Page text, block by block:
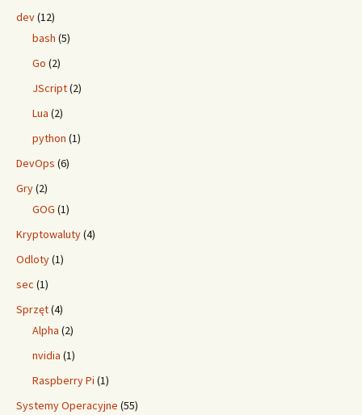
dev(12)
bash (5)
Go (2)
JScript(2)
Lua (2)
python (1)
DevOps (6)
Gry(2)
GOG (1)
Kryptowaluty(4)
Odloty(1)
sec (1)
Sprzęt(4)
Alpha (2)
nvidia (1)
Raspberry Pi (1)
Systemy Operacyjne (55)